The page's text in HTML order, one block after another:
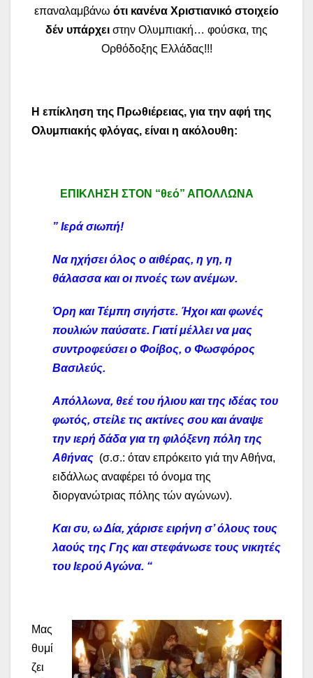
επαναλαμβάνω ότι κανένα Χριστιανικό στοιχείο
δέν υπάρχει στην Ολυμπιακή… φούσκα, της
Ορθόδοξης Ελλάδας!!!
Η επίκληση της Πρωθιέρειας, για την αφή της
Ολυμπιακής φλόγας, είναι η ακόλουθη:
ΕΠΙΚΛΗΣΗ ΣΤΟΝ “θεό” ΑΠΟΛΛΩΝΑ
” Ιερά σιωπή!
Να ηχήσει όλος ο αιθέρας, η γη, η
θάλασσα και οι πνοές των ανέμων.
Όρη και Τέμπη σιγήστε. Ήχοι και φωνές
πουλιών παύσατε. Γιατί μέλλει να μας
συντροφεύσει ο Φοίβος, ο Φωσφόρος
Βασιλεύς.
Απόλλωνα, θεέ του ήλιου και της ιδέας του
φωτός, στείλε τις ακτίνες σου και άναψε
την ιερή δάδα για τη φιλόξενη πόλη της
Αθήνας (σ.σ.: όταν επρόκειτο γιά την Αθήνα,
ειδάλλως αναφέρει τό όνομα της
διοργανώτριας πόλης τών αγώνων).
Και συ, ω Δία, χάρισε ειρήνη σ’ όλους τους
λαούς της Γης και στεφάνωσε τους νικητές
του Ιερού Αγώνα. “
Μας
θυμί
ζει